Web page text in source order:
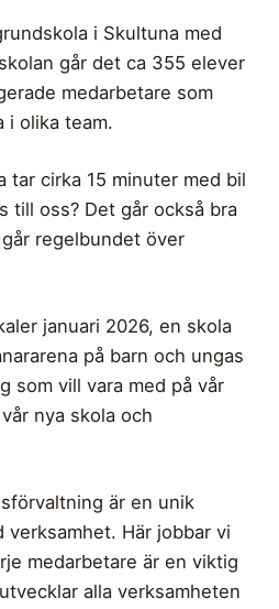
i Skultuna med
går det ca 355 elever
medarbetare som
i olika team.
tar cirka 15 minuter med bil
till oss? Det går också bra
regelbundet över
januari 2026, en skola
på barn och ungas
som vill vara med på vår
nya skola och
är en unik
verksamhet. Här jobbar vi
medarbetare är en viktig
alla verksamheten